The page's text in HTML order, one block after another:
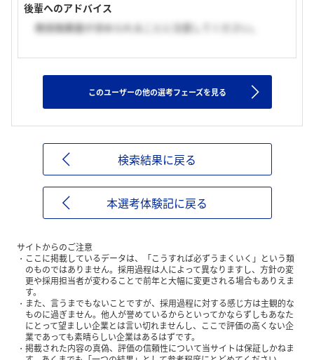
後輩へのアドバイス
教授推薦書が求められることに注意してください。
このユーザーの他の選考フェーズを見る
検索結果に戻る
本選考体験記に戻る
サイトからのご注意
ここに掲載しているデータは、「こうすれば必ずうまくいく」という類
のものではありません。採用過程は人によって異なりますし、方針の変
更や採用担当者が変わることで前年と大幅に変更される場合もありえま
す。
また、言うまでもないことですが、採用過程に対する感じ方は主観的な
ものに過ぎません。他人が誉めているからといってかならずしもあなた
にとって望ましい企業とは言い切れませんし、ここで評価の高くない企
業であっても素晴らしい企業はあるはずです。
掲載された内容の真偽、評価の信頼性について当サイトは保証しかねま